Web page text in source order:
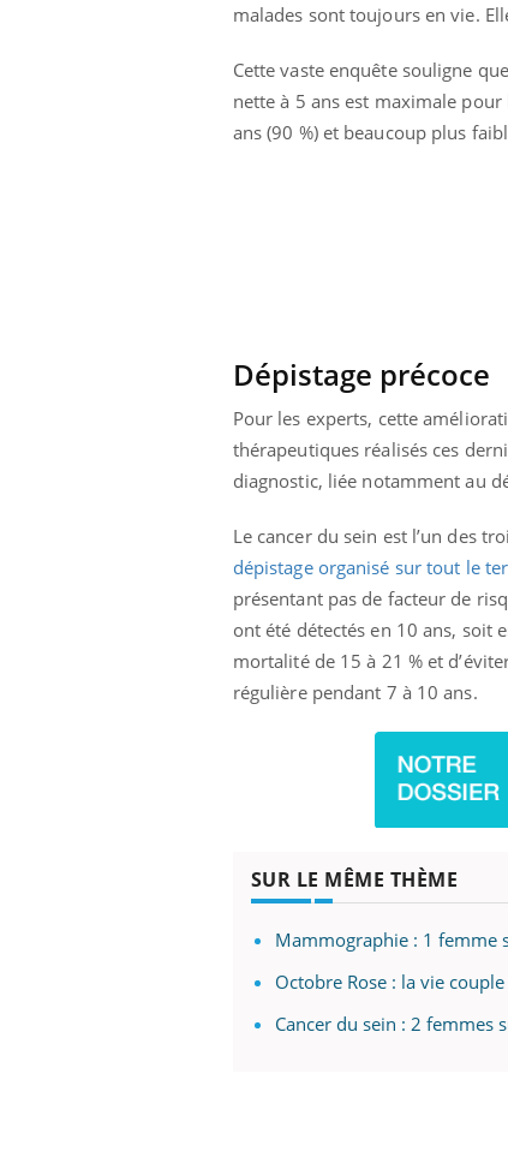
malades sont toujours en vie.
Cette vaste enquête souligne
nette à 5 ans est maximale
ans (90 %) et beaucoup plus
Dépistage précoce
Pour les experts, cette
thérapeutiques réalisés ces
diagnostic, liée notamment au
Le cancer du sein est l’un des
dépistage organisé sur tout le
présentant pas de facteur de
ont été détectés en 10 ans, soit
mortalité de 15 à 21 % et
régulière pendant 7 à 10 ans.
SUR LE MÊME THÈME
Mammographie : 1 femme
Octobre Rose : la vie
Cancer du sein : 2
Eczéma Chronique des Mains :
expliquer ma maladieYoutube